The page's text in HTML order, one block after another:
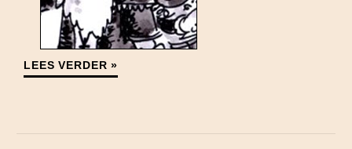
LEES VERDER »